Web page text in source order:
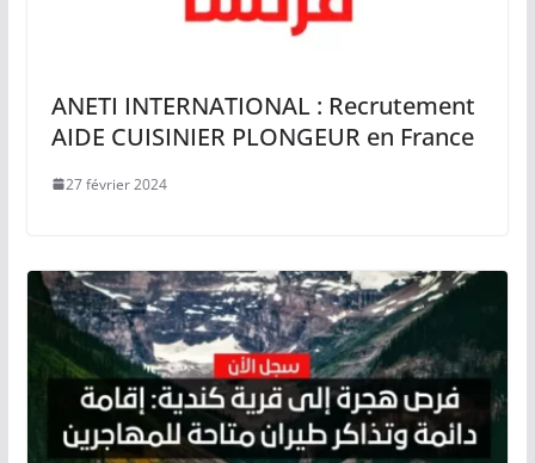
ANETI INTERNATIONAL : Recrutement
AIDE CUISINIER PLONGEUR en France
27 février 2024